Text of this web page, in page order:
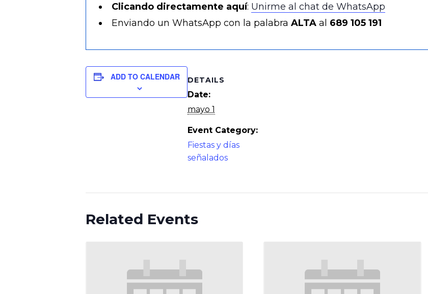
Clicando directamente aquí: Unirme al chat de WhatsApp
Enviando un WhatsApp con la palabra ALTA al 689 105 191
ADD TO CALENDAR DETAILS
Date:
mayo 1
Event Category:
Fiestas y días
señalados
Related Events